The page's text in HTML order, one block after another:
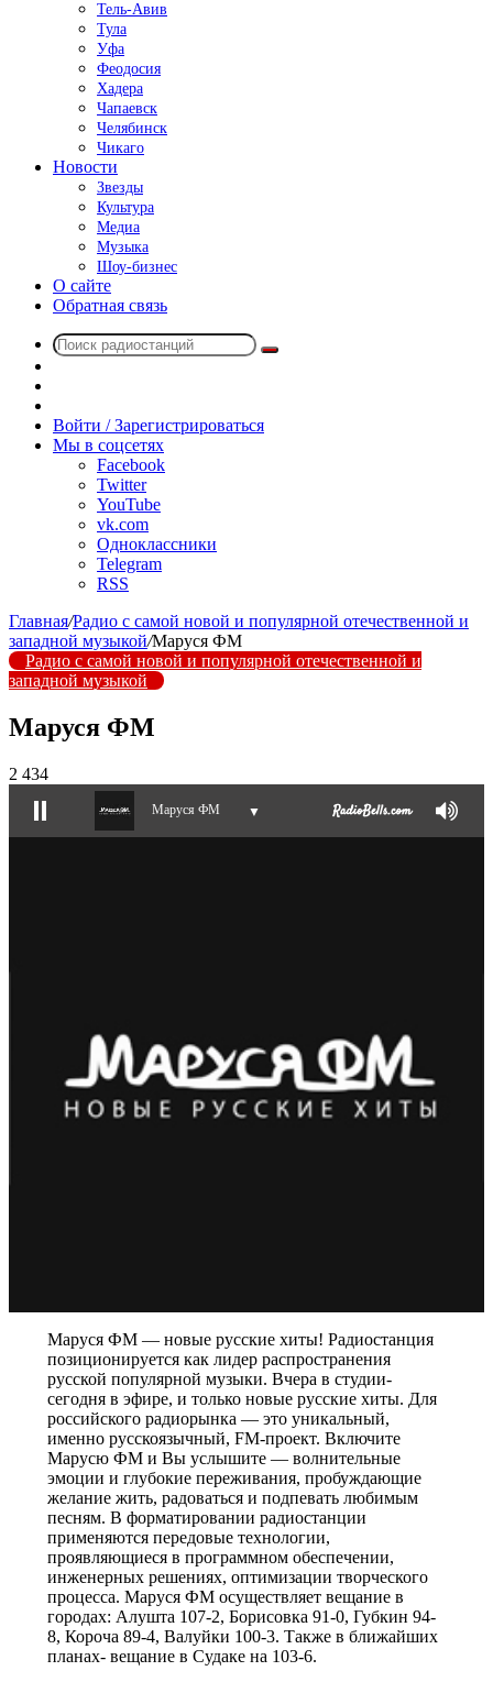
Тель-Авив
Тула
Уфа
Феодосия
Хадера
Чапаевск
Челябинск
Чикаго
Новости
Звезды
Культура
Медиа
Музыка
Шоу-бизнес
О сайте
Обратная связь
Поиск
радио
Войти / Зарегистрироваться
Мы в соцсетях
Facebook
Twitter
YouTube
vk.com
Одноклассники
Telegram
RSS
Главная/Радио с самой новой и популярной отечественной и
западной музыкой/Маруся ФМ
Радио с самой новой и популярной отечественной и
западной музыкой
Маруся ФМ
2 434
Маруся ФМ ▼
Маруся ФМ — новые русские хиты! Радиостанция
позиционируется как лидер распространения
русской популярной музыки. Вчера в студии-
сегодня в эфире, и только новые русские хиты. Для
российского радиорынка — это уникальный,
именно русскоязычный, FM-проект. Включите
Марусю ФМ и Вы услышите — волнительные
эмоции и глубокие переживания, пробуждающие
желание жить, радоваться и подпевать любимым
песням. В форматировании радиостанции
применяются передовые технологии,
проявляющиеся в программном обеспечении,
инженерных решениях, оптимизации творческого
процесса. Маруся ФМ осуществляет вещание в
городах: Алушта 107-2, Борисовка 91-0, Губкин 94-
8, Короча 89-4, Валуйки 100-3. Также в ближайших
планах- вещание в Судаке на 103-6.